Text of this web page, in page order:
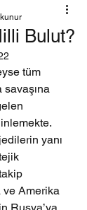
Bulut?
tüm
yanı
ve Amerika